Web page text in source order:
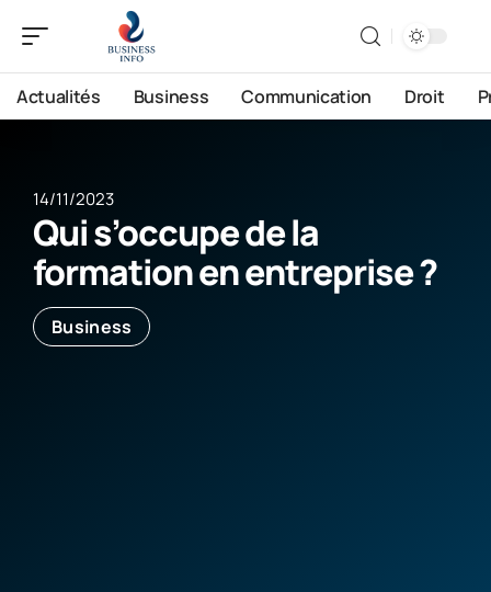
Actualités Business Communication Droit
14/11/2023
Qui s’occupe de la
formation en entreprise ?
Business